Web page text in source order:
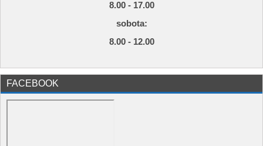
8.00 - 17.00
sobota:
8.00 - 12.00
FACEBOOK